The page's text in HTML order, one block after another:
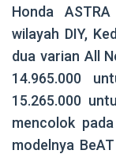
Honda
wilayah DIY,
dua varian All
14.965.000
15.265.000
mencolok
modelnya